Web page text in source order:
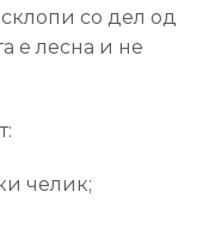
со дел од
е лесна и не
челик;